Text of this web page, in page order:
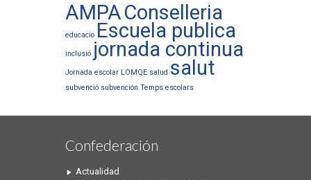
AMPAConselleria
educacio Escuela publica
inclusió jornada continua
Jornada escolar LOMQE salud salut
subvenció subvención Temps escolars
Confederación
Actualidad